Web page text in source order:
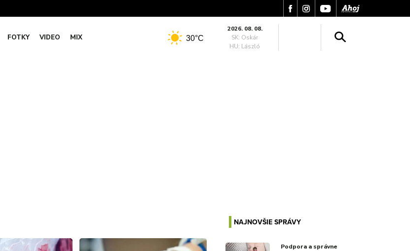
FOTKY VIDEO MIX 30°C
2026. 08. 08.
SK: Oskár
HU: László
NAJNOVŠIE SPRÁVY
Podpora a správne